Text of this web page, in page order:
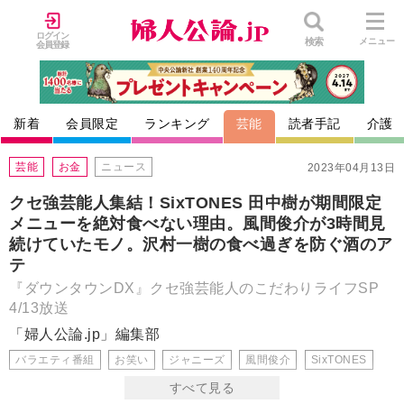
ログイン
会員登録
検索 メニュー
新着 会員限定 ランキング 芸能 読者手記 介護
2023年04月13日
芸能 お金 ニュース
クセ強芸能人集結！SixTONES 田中樹が期間限定
メニューを絶対食べない理由。風間俊介が3時間見
続けていたモノ。沢村一樹の食べ過ぎを防ぐ酒のア
テ
『ダウンタウンDX』クセ強芸能人のこだわりライフSP
4/13放送
「婦人公論.jp」編集部
バラエティ番組 お笑い ジャニーズ 風間俊介 SixTONES